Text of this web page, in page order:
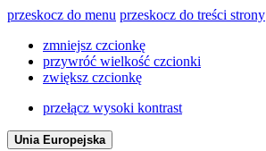
przeskocz do menu przeskocz do treści strony
zmniejsz czcionkę
przywróć wielkość czcionki
zwiększ czcionkę
przełącz wysoki kontrast
Unia Europejska